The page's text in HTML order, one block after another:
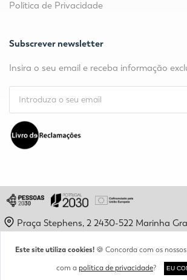
Política de Privacidade
Subscrever newsletter
Insira o seu email e receba informação
Praça Stephens, 2 2430-522 Marinha
Este site utiliza cookies!🍪 Concorda com os
com a política de privacidade? EU